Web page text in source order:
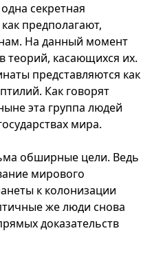
секретная
предполагают,
На данный момент
теорий, касающихся их.
представляются как
Как говорят
эта группа людей
мира.
обширные цели. Ведь
мирового
к колонизации
же люди снова
доказательств